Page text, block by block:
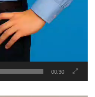
00:30